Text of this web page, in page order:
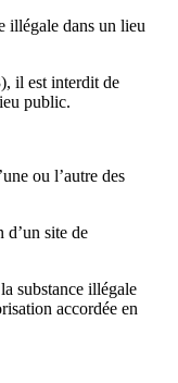
illégale dans un lieu
il est interdit de
public.
ou l’autre des
site de
substance illégale
accordée en